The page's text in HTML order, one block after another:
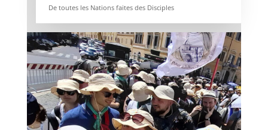
De toutes les Nations faites des Disciples